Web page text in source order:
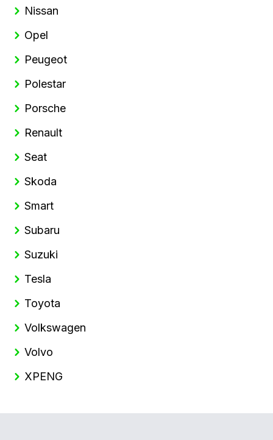
Nissan
Opel
Peugeot
Polestar
Porsche
Renault
Seat
Skoda
Smart
Subaru
Suzuki
Tesla
Toyota
Volkswagen
Volvo
XPENG